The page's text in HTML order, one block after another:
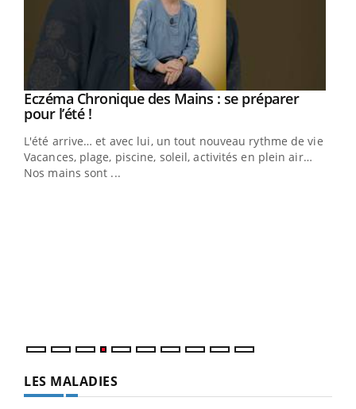
Youtube
Eczéma Chronique des Mains : se préparer
pour l’été !Youtube
L'été arrive… et avec lui, un tout nouveau rythme de vie !
Vacances, plage, piscine, soleil, activités en plein air…
Nos mains sont ...
LES MALADIES